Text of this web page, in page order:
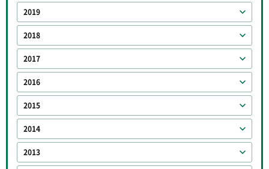
2019
2018
2017
2016
2015
2014
2013